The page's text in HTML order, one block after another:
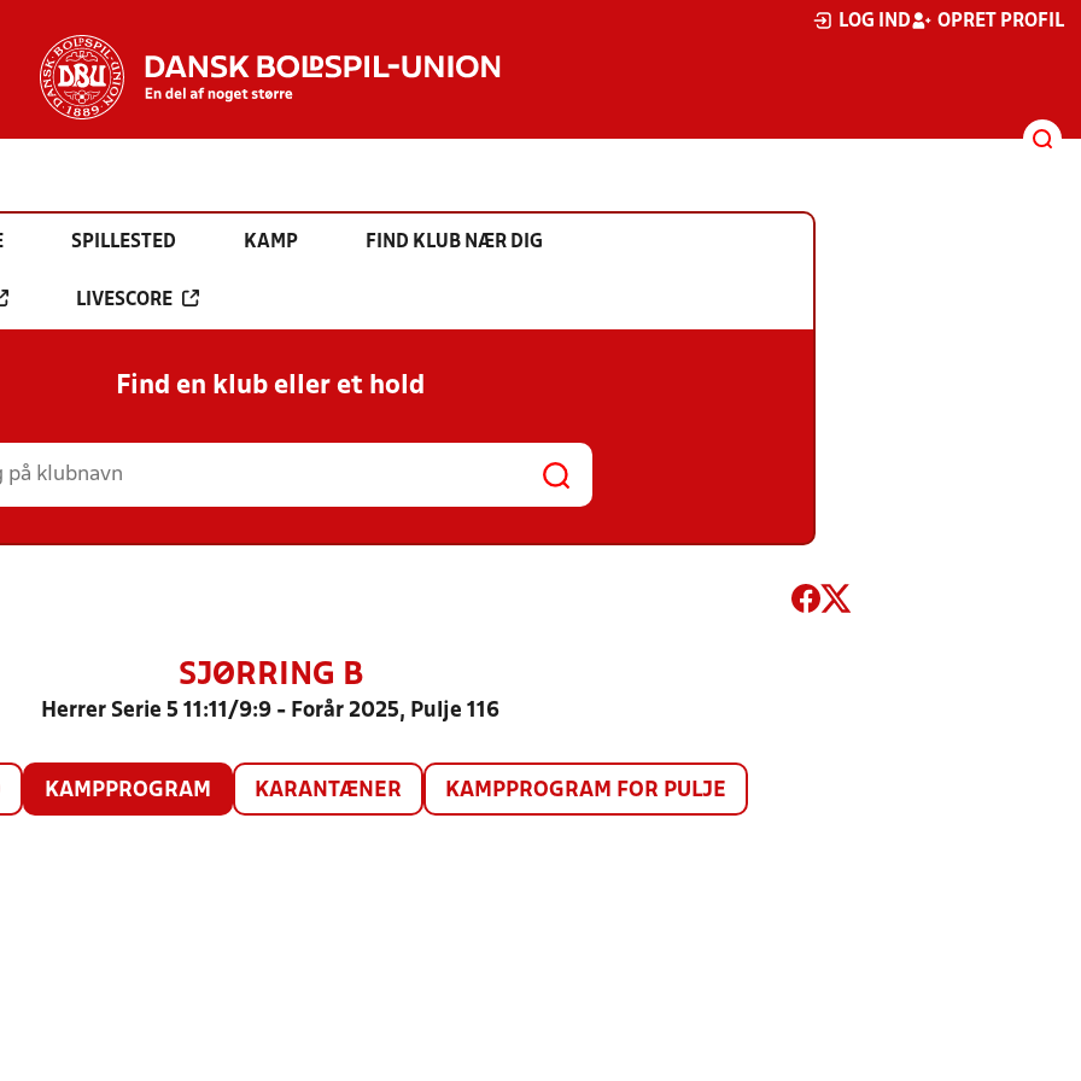
LOG IND OPRET PROFIL
SPILLESTED KAMP FIND KLUB NÆR DIG
LIVESCORE
Find en klub eller et hold
SJØRRING B
Herrer Serie 5 11:11/9:9 - Forår 2025, Pulje 116
KAMPPROGRAM KARANTÆNER KAMPPROGRAM FOR PULJE